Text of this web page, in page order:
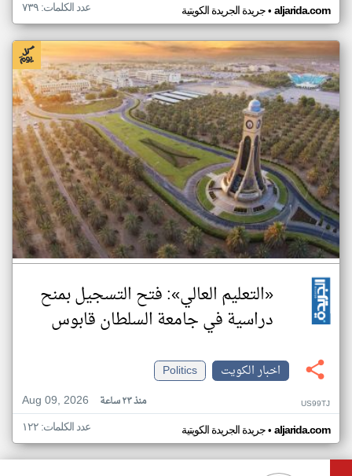
جريدة الجريدة الكويتية• aljarida.com عدد الكلمات: ٧٣٩
«التعليم العالي»: فتح التسجيل بمنح
دراسية في جامعة السلطان قابوس
اخبار الكويت
Politics
Aug 09, 2026
منذ ٢٣ ساعة US99TJ
جريدة الجريدة الكويتية• aljarida.com عدد الكلمات: ١٢٢